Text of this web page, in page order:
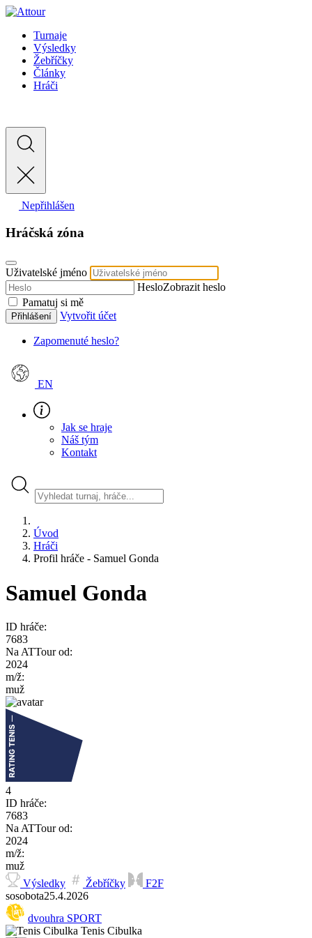
Turnaje
Výsledky
Žebříčky
Články
Hráči
Nepřihlášen
Hráčská zóna
Uživatelské jméno
HesloZobrazit heslo
Pamatuj si mě
Přihlášení Vytvořit účet
Zapomenuté heslo?
EN
Jak se hraje
Náš tým
Kontakt
Úvod
Hráči
Profil hráče - Samuel Gonda
Samuel Gonda
ID hráče:
7683
Na ATTour od:
2024
m/ž:
muž
4
ID hráče:
7683
Na ATTour od:
2024
m/ž:
muž
Výsledky
Žebříčky
F2F
sosobota25.4.2026
dvouhra SPORT
Tenis Cibulka